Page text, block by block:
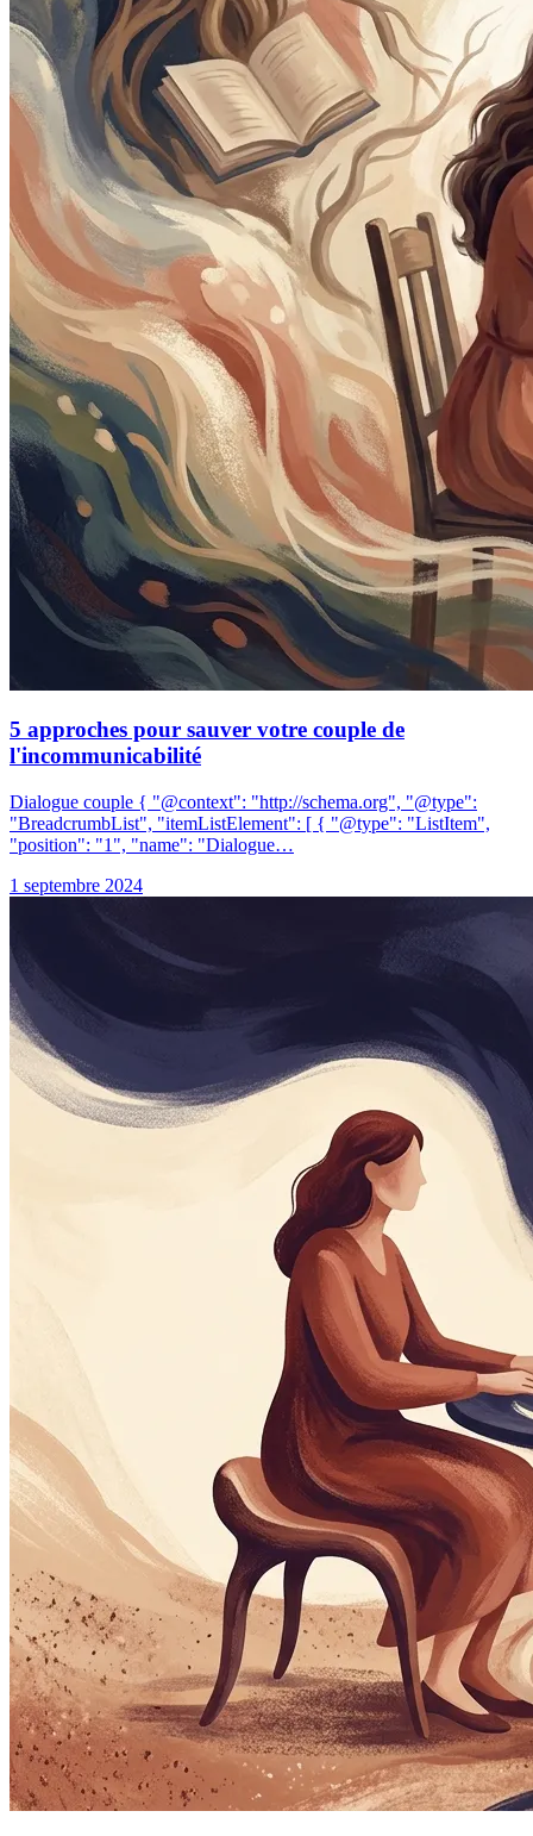
5 approches pour sauver votre couple de
l'incommunicabilité
Dialogue couple { "@context": "http://schema.org", "@type":
"BreadcrumbList", "itemListElement": [ { "@type": "ListItem",
"position": "1", "name": "Dialogue…
1 septembre 2024